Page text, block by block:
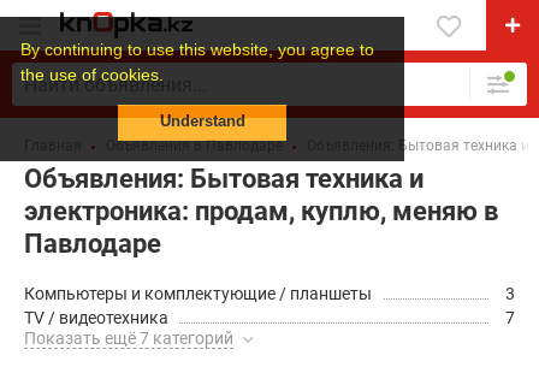
By continuing to use this website, you agree to
the use of cookies.
Understand
Объявления в Павлодаре Объявления: Бытовая техника и
Объявления: Бытовая техника и
электроника: продам, куплю, меняю в
Павлодаре
Компьютеры и комплектующие / планшеты
3
TV / видеотехника
7
Показать ещё 7 категорий